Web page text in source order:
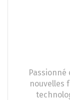
Passionné
nouvelles